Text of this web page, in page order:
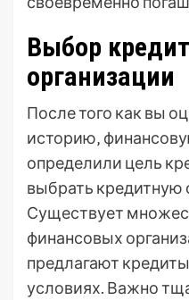
Выбор
организации
После того как вы
историю‚
определили цель
выбрать кредитную
Существует
финансовых
предлагают
условиях. Важно